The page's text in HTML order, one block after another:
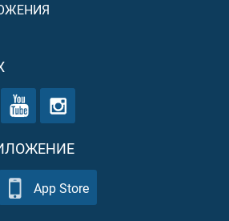
App Store